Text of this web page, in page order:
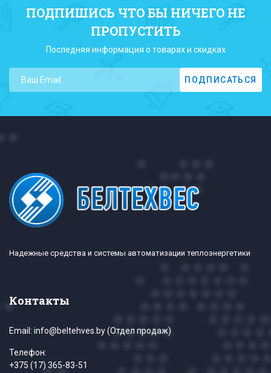
ПОДПИШИСЬ ЧТО БЫ НИЧЕГО НЕ
ПРОПУСТИТЬ
Последняя информация о товарах и скидках
Надежные средства и системы автоматизации теплоэнергетики
Контакты
Email: info@beltehves.by(Отдел продаж)
Телефон:
+375 (17) 365-83-51